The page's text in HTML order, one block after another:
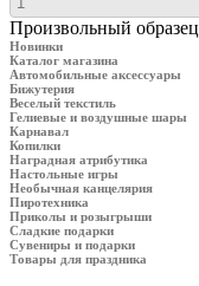
Произвольный
Новинки
Каталог магазина
Автомобильные аксессуары
Бижутерия
Веселый текстиль
Гелиевые и воздушные шары
Карнавал
Копилки
Наградная атрибутика
Настольные игры
Необычная канцелярия
Пиротехника
Приколы и розыгрыши
Сладкие подарки
Сувениры и подарки
Товары для праздника